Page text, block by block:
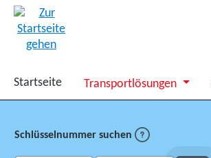
Startseite Transportlösungen
Schlüsselnummer suchen